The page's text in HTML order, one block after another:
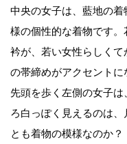
中央の女子は、藍地の
様の個性的な着物です
衿が、若い女性らしく
の帯締めがアクセントに
先頭を歩く左側の女子
ろ白っぽく見えるのは
とも着物の模様なのか